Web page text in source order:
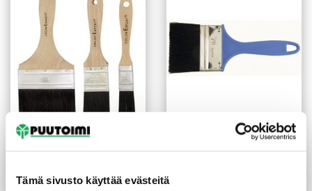
Tämä sivusto käyttää evästeitä
Sivellin tasoittaja
Lue lisää
Sivellin tasoittaja
synteettinen harjas 35 mm